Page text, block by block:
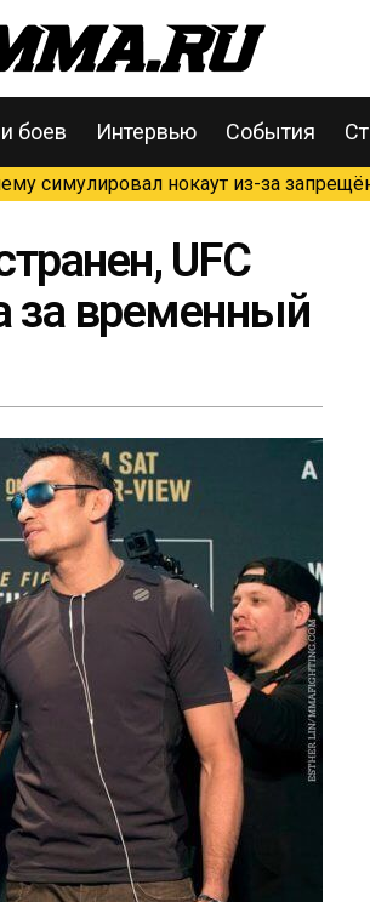
боев Интервью События
симулировал нокаут из-за
UFC
за временный